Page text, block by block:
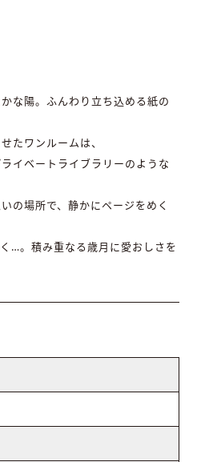
な陽。ふんわり立ち込める紙の
たワンルームは、
イベートライブラリーのような
の場所で、静かにページをめく
…。積み重なる歳月に愛おしさを